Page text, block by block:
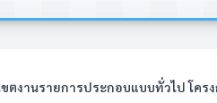
ขตงานรายการประกอบแบบทั่วไป โคร